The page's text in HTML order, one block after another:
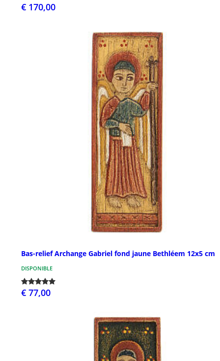
€ 170,00
Bas-relief Archange Gabriel fond jaune Bethléem 12x5 cm
DISPONIBLE
€ 77,00